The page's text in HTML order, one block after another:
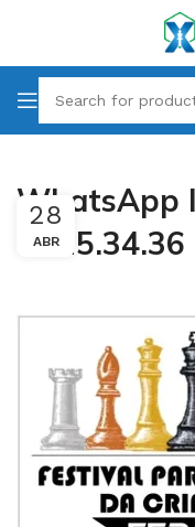
WhatsApp
at 15.34.36
28
ABR